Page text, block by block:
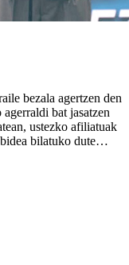
bezala agertzen den
bat jasatzen
ustezko afiliatuak
bilatuko dute…